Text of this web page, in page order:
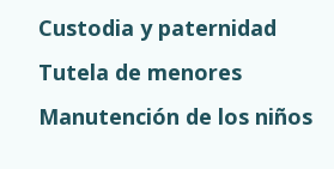
Custodia y paternidad
Tutela de menores
Manutención de los niños